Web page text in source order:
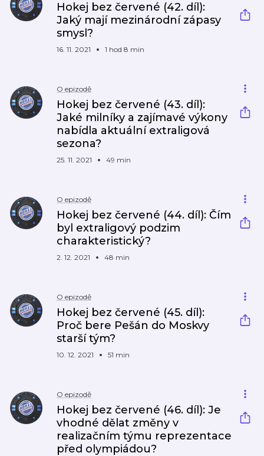
Hokej bez červené (42. díl):
Jaký mají mezinárodní zápasy
smysl?
16. 11. 2021 1 hod 8 min
O epizodě
Hokej bez červené (43. díl):
Jaké milníky a zajímavé výkony
nabídla aktuální extraligová
sezona?
25. 11. 2021 49 min
O epizodě
Hokej bez červené (44. díl): Čím
byl extraligový podzim
charakteristický?
2. 12. 2021 48 min
O epizodě
Hokej bez červené (45. díl):
Proč bere Pešán do Moskvy
starší tým?
10. 12. 2021 51 min
O epizodě
Hokej bez červené (46. díl): Je
vhodné dělat změny v
realizačním týmu reprezentace
před olympiádou?